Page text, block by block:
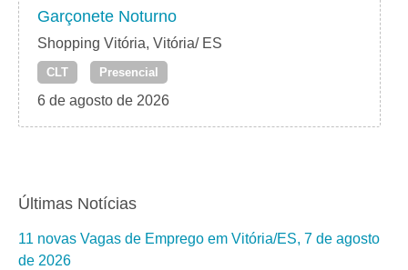
Garçonete Noturno
Shopping Vitória, Vitória/ ES
CLT Presencial
6 de agosto de 2026
Últimas Notícias
11 novas Vagas de Emprego em Vitória/ES, 7 de agosto
de 2026